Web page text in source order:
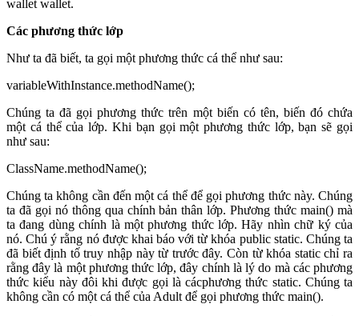
wallet wallet.
Các phương thức lớp
Như ta đã biết, ta gọi một phương thức cá thể như sau:
variableWithInstance.methodName();
Chúng ta đã gọi phương thức trên một biến có tên, biến đó chứa
một cá thể của lớp. Khi bạn gọi một phương thức lớp, bạn sẽ gọi
như sau:
ClassName.methodName();
Chúng ta không cần đến một cá thể để gọi phương thức này. Chúng
ta đã gọi nó thông qua chính bản thân lớp. Phương thức main() mà
ta đang dùng chính là một phương thức lớp. Hãy nhìn chữ ký của
nó. Chú ý rằng nó được khai báo với từ khóa public static. Chúng ta
đã biết định tố truy nhập này từ trước đây. Còn từ khóa static chỉ ra
rằng đây là một phương thức lớp, đây chính là lý do mà các phương
thức kiểu này đôi khi được gọi là cácphương thức static. Chúng ta
không cần có một cá thể của Adult để gọi phương thức main().